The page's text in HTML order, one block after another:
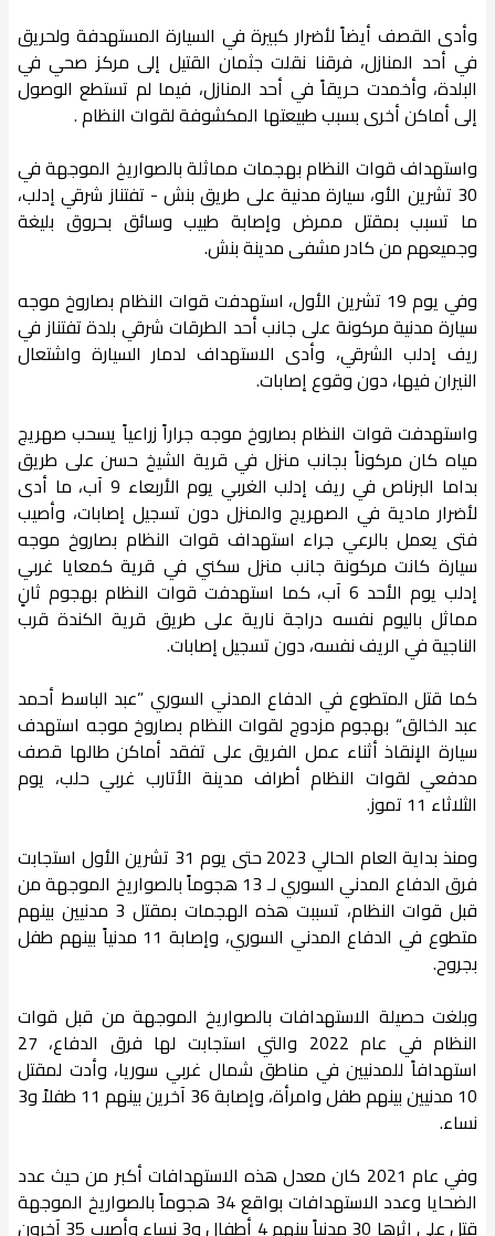
وأدى القصف أيضاً لأضرار كبيرة في السيارة المستهدفة ولحريق
في أحد المنازل، فرقنا نقلت جثمان القتيل إلى مركز صحي في
البلدة، وأخمدت حريقاً في أحد المنازل، فيما لم تستطع الوصول
إلى أماكن أخرى بسبب طبيعتها المكشوفة لقوات النظام .
واستهداف قوات النظام بهجمات مماثلة بالصواريخ الموجهة في
30 تشرين الأو، سيارة مدنية على طريق بنش - تفتناز شرقي إدلب،
ما تسبب بمقتل ممرض وإصابة طبيب وسائق بحروق بليغة
وجميعهم من كادر مشفى مدينة بنش.
وفي يوم 19 تشرين الأول، استهدفت قوات النظام بصاروخ موجه
سيارة مدنية مركونة على جانب أحد الطرقات شرقي بلدة تفتناز في
ريف إدلب الشرقي، وأدى الاستهداف لدمار السيارة واشتعال
النيران فيها، دون وقوع إصابات.
واستهدفت قوات النظام بصاروخ موجه جراراً زراعياً يسحب صهريج
مياه كان مركوناً بجانب منزل في قرية الشيخ حسن على طريق
بداما البرناص في ريف إدلب الغربي يوم الأربعاء 9 آب، ما أدى
لأضرار مادية في الصهريج والمنزل دون تسجيل إصابات، وأصيب
فتى يعمل بالرعي جراء استهداف قوات النظام بصاروخ موجه
سيارة كانت مركونة جانب منزل سكني في قرية كمعايا غربي
إدلب يوم الأحد 6 آب، كما استهدفت قوات النظام بهجوم ثانٍ
مماثل باليوم نفسه دراجة نارية على طريق قرية الكندة قرب
الناجية في الريف نفسه، دون تسجيل إصابات.
كما قتل المتطوع في الدفاع المدني السوري ”عبد الباسط أحمد
عبد الخالق“ بهجوم مزدوج لقوات النظام بصاروخ موجه استهدف
سيارة الإنقاذ أثناء عمل الفريق على تفقد أماكن طالها قصف
مدفعي لقوات النظام أطراف مدينة الأتارب غربي حلب، يوم
الثلاثاء 11 تموز.
ومنذ بداية العام الحالي 2023 حتى يوم 31 تشرين الأول استجابت
فرق الدفاع المدني السوري لـ 13 هجوماً بالصواريخ الموجهة من
قبل قوات النظام، تسببت هذه الهجمات بمقتل 3 مدنيين بينهم
متطوع في الدفاع المدني السوري، وإصابة 11 مدنياً بينهم طفل
بجروح.
وبلغت حصيلة الاستهدافات بالصواريخ الموجهة من قبل قوات
النظام في عام 2022 والتي استجابت لها فرق الدفاع، 27
استهدافاً للمدنيين في مناطق شمال غربي سوريا، وأدت لمقتل
10 مدنيين بينهم طفل وامرأة، وإصابة 36 آخرين بينهم 11 طفلاً و3
نساء.
وفي عام 2021 كان معدل هذه الاستهدافات أكبر من حيث عدد
الضحايا وعدد الاستهدافات بواقع 34 هجوماً بالصواريخ الموجهة
قتل على إثرها 30 مدنياً بينهم 4 أطفال و3 نساء وأصيب 35 آخرون